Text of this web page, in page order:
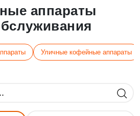
аппараты
Уличные кофейные аппараты